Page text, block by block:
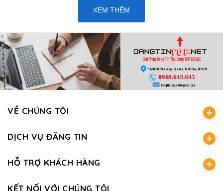
XEM THÊM
VỀ CHÚNG TÔI
DỊCH VỤ ĐĂNG TIN
HỖ TRỢ KHÁCH HÀNG
KẾT NỐI VỚI CHÚNG TÔI